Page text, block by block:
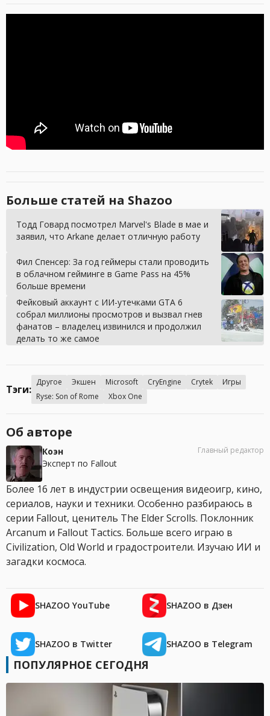
Больше статей на Shazoo
Тодд Говард посмотрел Marvel's Blade в мае и
заявил, что Arkane делает отличную работу
Фил Спенсер: За год геймеры стали проводить
в облачном гейминге в Game Pass на 45%
больше времени
Фейковый аккаунт с ИИ-утечками GTA 6
собрал миллионы просмотров и вызвал гнев
фанатов – владелец извинился и продолжил
делать то же самое
Тэги:
Другое Экшен Microsoft CryEngine Crytek
Игры
Ryse: Son of Rome
Xbox One
Об авторе
Коэн
Эксперт по Fallout
Главный редактор
Более 16 лет в индустрии освещения видеоигр, кино,
сериалов, науки и техники. Особенно разбираюсь в
серии Fallout, ценитель The Elder Scrolls. Поклонник
Arcanum и Fallout Tactics. Больше всего играю в
Civilization, Old World и градостроители. Изучаю ИИ и
загадки космоса.
SHAZOO YouTube SHAZOO в Дзен
SHAZOO в Twitter SHAZOO в Telegram
ПОПУЛЯРНОЕ СЕГОДНЯ